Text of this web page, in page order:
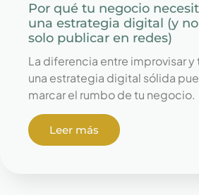
Por qué tu negocio
una estrategia digital (y no
solo publicar en redes)
La diferencia entre improvisar y
una estrategia digital sólida
marcar el rumbo de tu negocio.
Leer más